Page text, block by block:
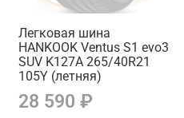
Легковая шина
HANKOOK Ventus S1 evo3
SUV K127A 265/40R21
105Y (летняя)
28 590 ₽